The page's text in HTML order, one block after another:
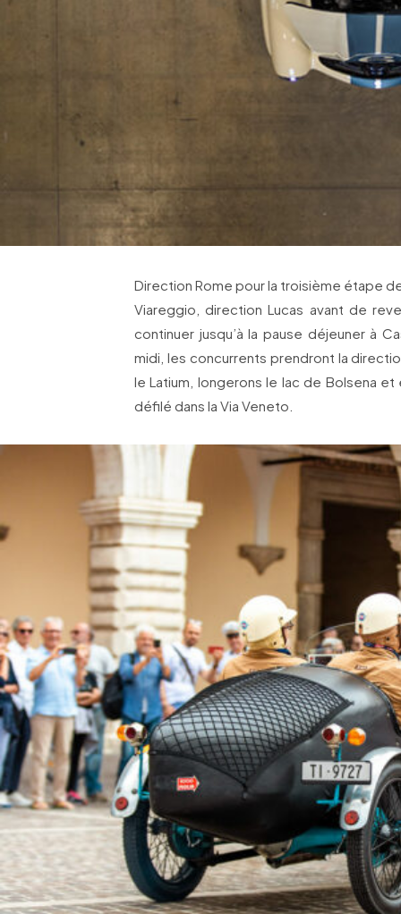
Direction Rome pour la troisième étape
Viareggio, direction Lucas avant de
continuer jusqu’à la pause déjeuner à
midi, les concurrents prendront la
le Latium, longerons le lac de Bolsena et
défilé dans la Via Veneto.